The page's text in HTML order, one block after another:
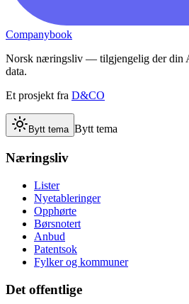
Companybook
Norsk næringsliv — tilgjengelig der din
data.
Et prosjekt fra D&CO
Bytt tema Bytt tema
Næringsliv
Lister
Nyetableringer
Opphørte
Børsnotert
Anbud
Patentsok
Fylker og kommuner
Det offentlige